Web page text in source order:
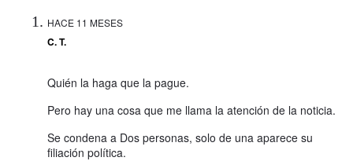
HACE 11 MESES
C. T.
Quién la haga que la pague.
Pero hay una cosa que me llama la atención de la noticia.
Se condena a Dos personas, solo de una aparece su
filiación política.